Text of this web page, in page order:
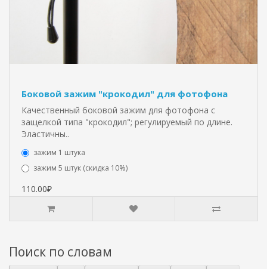
Боковой зажим "крокодил" для фотофона
Качественный боковой зажим для фотофона с
защелкой типа "крокодил"; регулируемый по длине.
Эластичны..
зажим 1 штука
зажим 5 штук (скидка 10%)
110.00₽
Поиск по словам